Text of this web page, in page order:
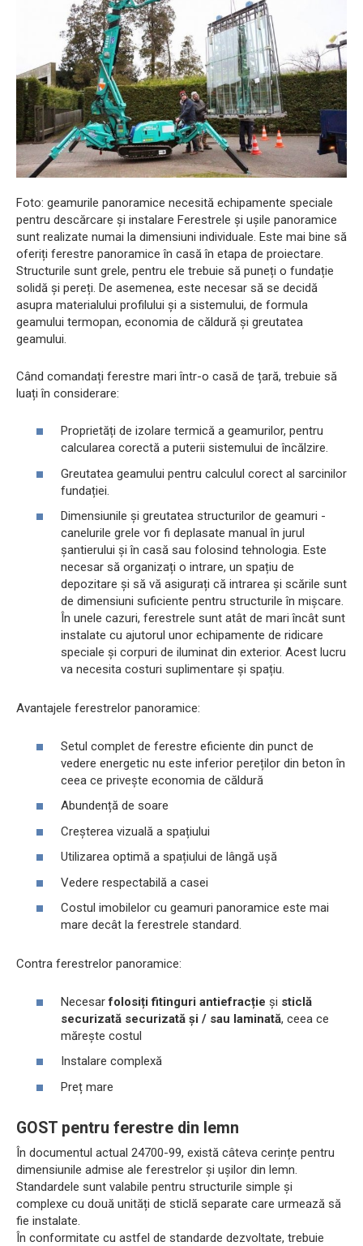
Foto: geamurile panoramice necesită echipamente speciale
pentru descărcare și instalare Ferestrele și ușile panoramice
sunt realizate numai la dimensiuni individuale. Este mai bine să
oferiți ferestre panoramice în casă în etapa de proiectare.
Structurile sunt grele, pentru ele trebuie să puneți o fundație
solidă și pereți. De asemenea, este necesar să se decidă
asupra materialului profilului și a sistemului, de formula
geamului termopan, economia de căldură și greutatea
geamului.
Când comandați ferestre mari într-o casă de țară, trebuie să
luați în considerare:
Proprietăți de izolare termică a geamurilor, pentru
calcularea corectă a puterii sistemului de încălzire.
Greutatea geamului pentru calculul corect al sarcinilor
fundației.
Dimensiunile și greutatea structurilor de geamuri -
canelurile grele vor fi deplasate manual în jurul
șantierului și în casă sau folosind tehnologia. Este
necesar să organizați o intrare, un spațiu de
depozitare și să vă asigurați că intrarea și scările sunt
de dimensiuni suficiente pentru structurile în mișcare.
În unele cazuri, ferestrele sunt atât de mari încât sunt
instalate cu ajutorul unor echipamente de ridicare
speciale și corpuri de iluminat din exterior. Acest lucru
va necesita costuri suplimentare și spațiu.
Avantajele ferestrelor panoramice:
Setul complet de ferestre eficiente din punct de
vedere energetic nu este inferior pereților din beton în
ceea ce privește economia de căldură
Abundență de soare
Creșterea vizuală a spațiului
Utilizarea optimă a spațiului de lângă ușă
Vedere respectabilă a casei
Costul imobilelor cu geamuri panoramice este mai
mare decât la ferestrele standard.
Contra ferestrelor panoramice:
Necesarfolosiți fitinguri antiefracție și sticlă
securizată securizată și / sau laminată, ceea ce
mărește costul
Instalare complexă
Preț mare
GOST pentru ferestre din lemn
În documentul actual 24700-99, există câteva cerințe pentru
dimensiunile admise ale ferestrelor și ușilor din lemn.
Standardele sunt valabile pentru structurile simple și
complexe cu două unități de sticlă separate care urmează să
fie instalate.
În conformitate cu astfel de standarde dezvoltate, trebuie